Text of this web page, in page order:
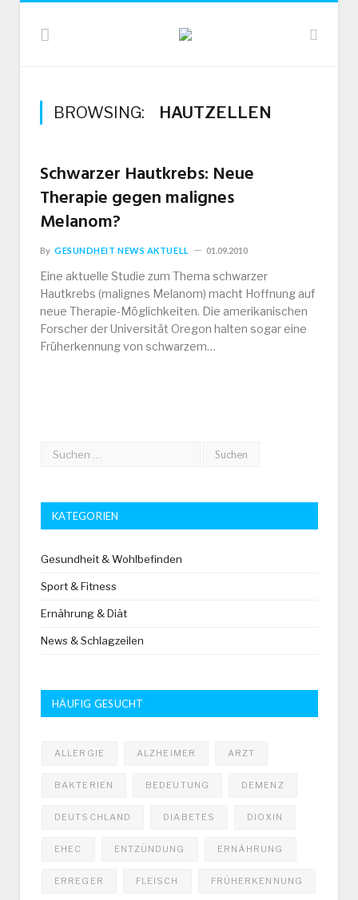
BROWSING: HAUTZELLEN
Schwarzer Hautkrebs: Neue
Therapie gegen malignes
Melanom?
By GESUNDHEIT NEWS AKTUELL 01.09.2010
Eine aktuelle Studie zum Thema schwarzer
Hautkrebs (malignes Melanom) macht Hoffnung auf
neue Therapie-Möglichkeiten. Die amerikanischen
Forscher der Universität Oregon halten sogar eine
Früherkennung von schwarzem…
KATEGORIEN
Gesundheit & Wohlbefinden
Sport & Fitness
Ernährung & Diät
News & Schlagzeilen
HÄUFIG GESUCHT
ALLERGIE ALZHEIMER ARZT
BAKTERIEN BEDEUTUNG DEMENZ
DEUTSCHLAND DIABETES DIOXIN
EHEC ENTZÜNDUNG ERNÄHRUNG
ERREGER FLEISCH FRÜHERKENNUNG